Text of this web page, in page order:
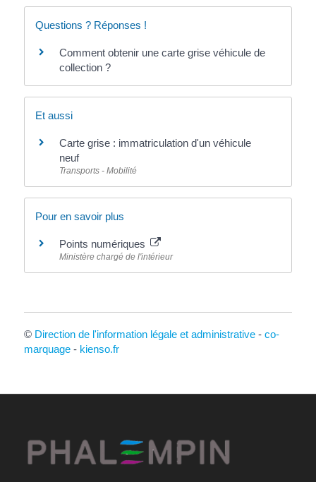
Questions ? Réponses !
Comment obtenir une carte grise véhicule de
collection ?
Et aussi
Carte grise : immatriculation d'un véhicule
neuf
Transports - Mobilité
Pour en savoir plus
Points numériques
Ministère chargé de l'intérieur
© Direction de l'information légale et administrative- co-
marquage- kienso.fr